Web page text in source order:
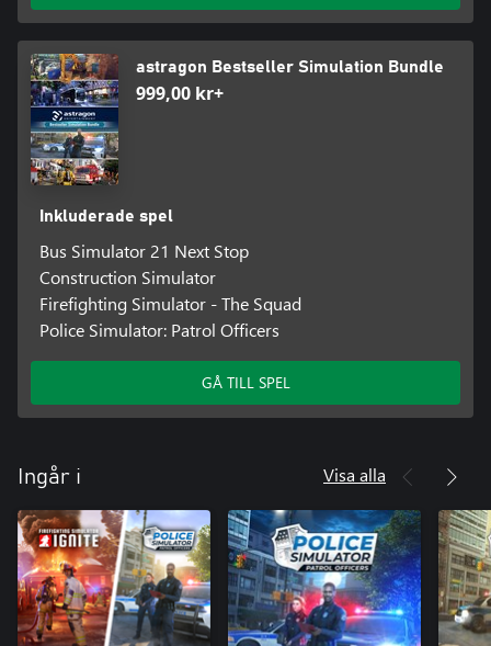
astragon Bestseller Simulation Bundle
999,00 kr+
Inkluderade spel
Bus Simulator 21 Next Stop
Construction Simulator
Firefighting Simulator - The Squad
Police Simulator: Patrol Officers
GÅ TILL SPEL
Ingår i Visa alla